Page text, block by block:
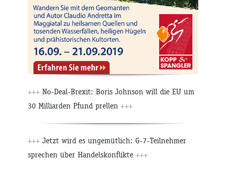
+++ No-Deal-Brexit: Boris Johnson will die EU um
30 Milliarden Pfund prellen +++
+++ Jetzt wird es ungemütlich: G-7-Teilnehmer
sprechen über Handelskonflikte +++